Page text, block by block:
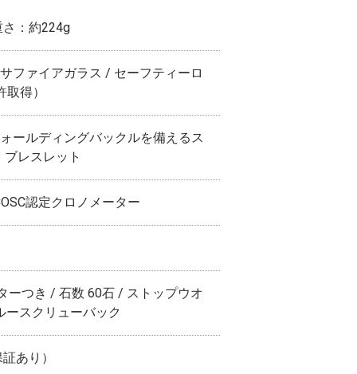
：約224g
ファイアガラス / セーフティーロ
得）
ールディングバックルを備えるス
レスレット
認定クロノメーター
ーつき / 石数 60石 / ストップウオ
スクリューバック
あり）